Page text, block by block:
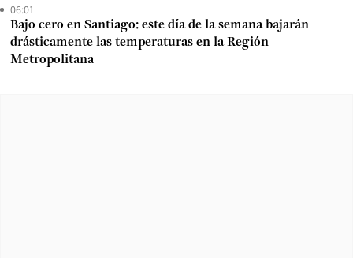
06:01
Bajo cero en Santiago: este día de la semana bajarán
drásticamente las temperaturas en la Región
Metropolitana